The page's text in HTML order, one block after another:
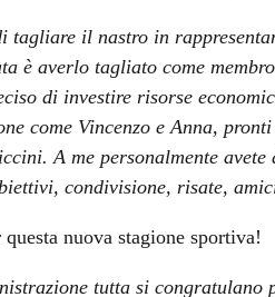
tagliare il nastro in
è averlo tagliato come
di investire risorse
come Vincenzo e Anna,
A me personalmente avete
condivisione, risate,
nuova stagione sportiva!
tutta si congratulano